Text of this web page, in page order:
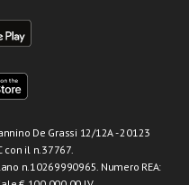
De Grassi 12/12A - 20123
con il n.37767.
n.10269990965. Numero REA: